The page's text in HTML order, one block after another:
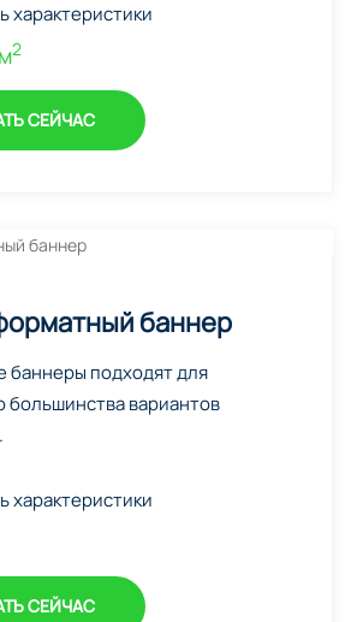
характеристики
2
СЕЙЧАС
баннер
баннеры подходят для
большинства вариантов
характеристики
СЕЙЧАС